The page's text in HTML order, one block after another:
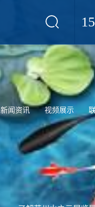
新闻资讯 视频展示